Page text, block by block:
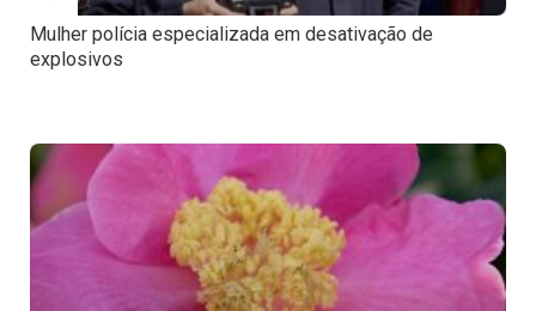
Mulher polícia especializada em desativação de
explosivos